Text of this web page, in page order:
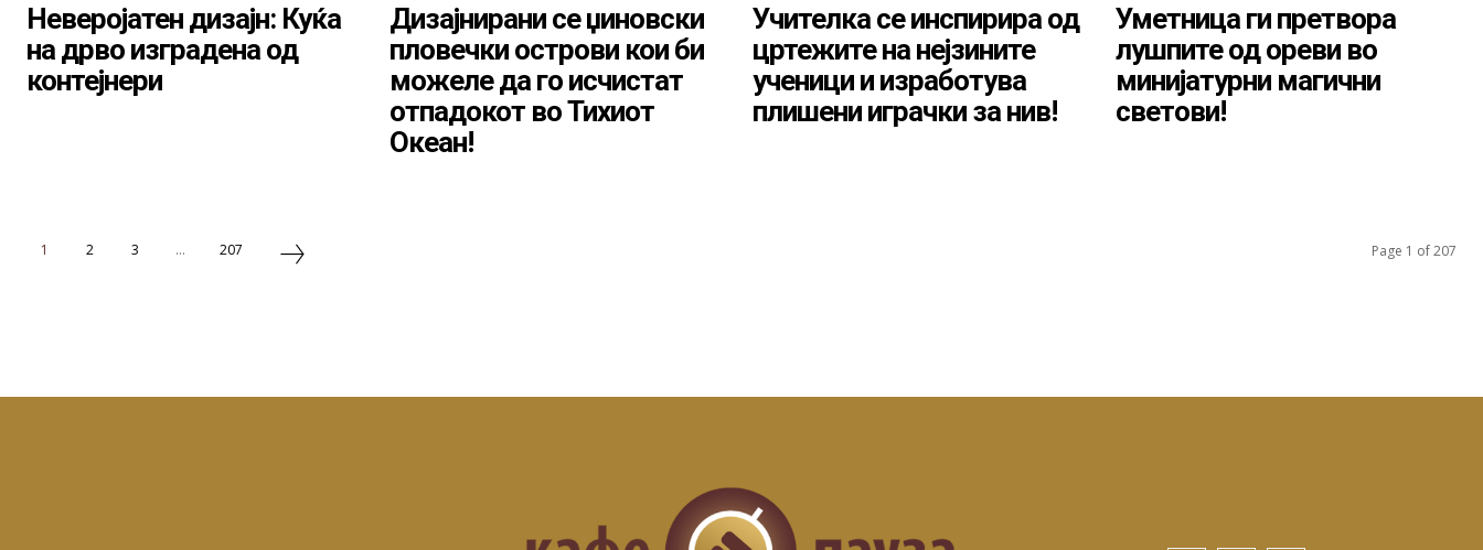
Неверојатен дизајн: Куќа
на дрво изградена од
контејнери
Дизајнирани се џиновски
пловечки острови кои би
можеле да го исчистат
отпадокот во Тихиот
Океан!
Учителка се инспирира од
цртежите на нејзините
ученици и изработува
плишени играчки за нив!
Уметница ги претвора
лушпите од ореви во
минијатурни магични
светови!
1 2 3 ... 207 Page 1 of 207